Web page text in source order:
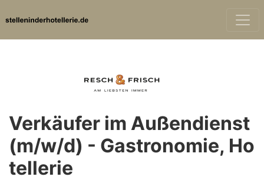
Verkäufer im Außendienst
(m/w/d) - Gastronomie, Ho
tellerie